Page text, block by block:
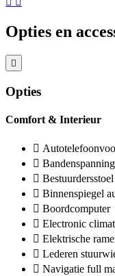
Opties en
Opties
Comfort & Interieur
Binnenspiegel
Boordcomputer
Electronic
Elektrische
Lederen
Navigatie full